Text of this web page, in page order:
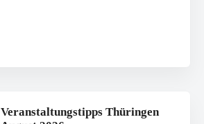
Veranstaltungstipps Thüringen